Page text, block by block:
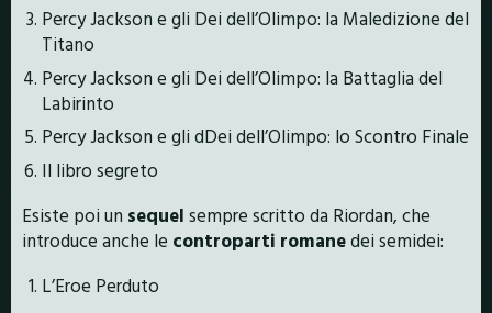
Percy Jackson e gli Dei dell’Olimpo: la Maledizione del
Titano
Percy Jackson e gli Dei dell’Olimpo: la Battaglia del
Labirinto
Percy Jackson e gli dDei dell’Olimpo: lo Scontro Finale
Il libro segreto
Esiste poi un sequel sempre scritto da Riordan, che
introduce anche le controparti romanedei semidei:
L’Eroe Perduto